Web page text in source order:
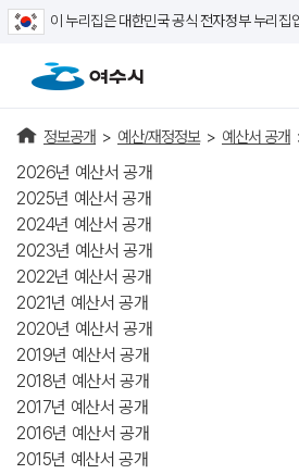
이 누리집은 대한민국 공식 전자정부 누리집
정보공개 > 예산/재정정보 > 예산서 공개
2026년 예산서 공개
2025년 예산서 공개
2024년 예산서 공개
2023년 예산서 공개
2022년 예산서 공개
2021년 예산서 공개
2020년 예산서 공개
2019년 예산서 공개
2018년 예산서 공개
2017년 예산서 공개
2016년 예산서 공개
2015년 예산서 공개